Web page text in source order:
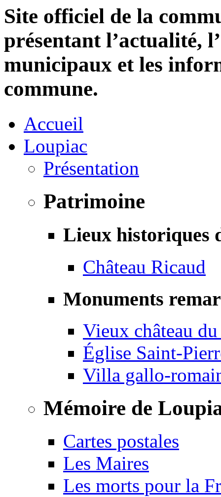
Site officiel de la
présentant l’actualité,
municipaux et les
commune.
Accueil
Loupiac
Présentation
Patrimoine
Lieux historiques
Château Ricaud
Monuments
Vieux château
Église Saint-
Villa gallo-
Mémoire de
Cartes postales
Les Maires
Les morts pour la